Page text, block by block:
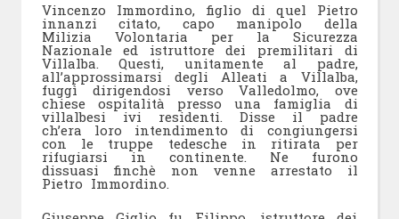
Vincenzo Immordino, figlio di quel Pietro
innanzi citato, capo manipolo della
Milizia Volontaria per la Sicurezza
Nazionale ed istruttore dei premilitari di
Villalba. Questi, unitamente al padre,
all’approssimarsi degli Alleati a Villalba,
fuggì dirigendosi verso Valledolmo, ove
chiese ospitalità presso una famiglia di
villalbesi ivi residenti. Disse il padre
ch’era loro intendimento di congiungersi
con le truppe tedesche in ritirata per
rifugiarsi in continente. Ne furono
dissuasi finchè non venne arrestato il
Pietro Immordino.